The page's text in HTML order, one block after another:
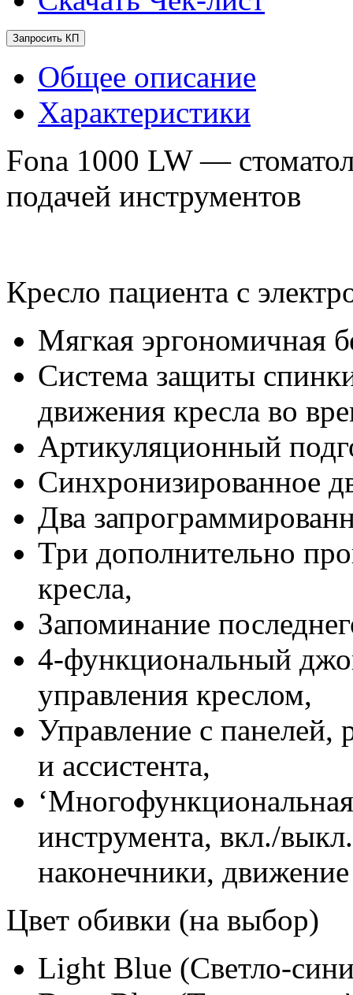
Запросить КП
Общее описание
Характеристики
Fona 1000 LW —
подачей инструментов
Кресло пациента с
Мягкая эргономичная
Система защиты
движения кресла во
Артикуляционный
Синхронизированное
Два
Три дополнительно
кресла,
Запоминание
4-функциональный
управления креслом,
Управление с панелей,
и ассистента,
инструмента, вкл./
наконечники, движение
Цвет обивки (на выбор)
Light Blue (Светло-